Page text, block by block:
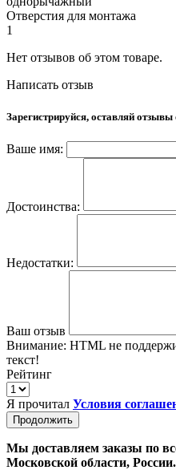
Отверстия для монтажа
1
Нет отзывов об этом товаре.
Написать отзыв
Зарегистрируйся, оставляй
Ваше имя:
Достоинства:
Недостатки:
Ваш отзыв
Внимание: HTML не
текст!
Рейтинг
Я прочитал Условия
Продолжить
Мы доставляем заказы по
Московской области, России.